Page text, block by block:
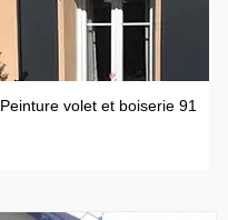
Peinture volet et boiserie 91